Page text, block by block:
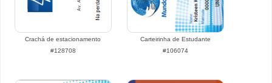
Crachá de estacionamento
#128708
Carteirinha de Estudante
#106074